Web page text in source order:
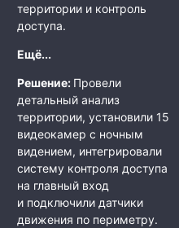
территории и контроль
доступа.
Ещё...
Решение: Провели
детальный анализ
территории, установили 15
видеокамер с ночным
видением, интегрировали
систему контроля доступа
на главный вход
и подключили датчики
движения по периметру.